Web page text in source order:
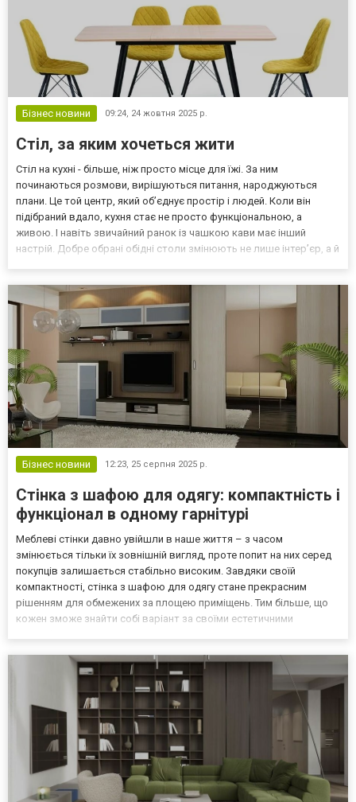
Бізнес новини 09:24, 24 жовтня 2025 р.
Стіл, за яким хочеться жити
Стіл на кухні - більше, ніж просто місце для їжі. За ним
починаються розмови, вирішуються питання, народжуються
плани. Це той центр, який об’єднує простір і людей. Коли він
підібраний вдало, кухня стає не просто функціональною, а
живою. І навіть звичайний ранок із чашкою кави має інший
настрій. Добре обрані обідні столи змінюють не лише інтер’єр, а й
Бізнес новини 12:23, 25 серпня 2025 р.
Стінка з шафою для одягу: компактність і
функціонал в одному гарнітурі
Меблеві стінки давно увійшли в наше життя – з часом
змінюється тільки їх зовнішній вигляд, проте попит на них серед
покупців залишається стабільно високим. Завдяки своїй
компактності, стінка з шафою для одягу стане прекрасним
рішенням для обмежених за площею приміщень. Тим більше, що
кожен зможе знайти собі варіант за своїми естетичними